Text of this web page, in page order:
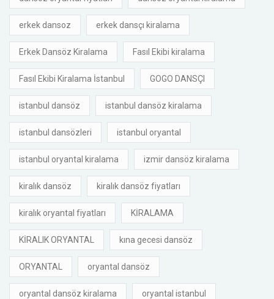
erkek dansoz erkek dansçı kiralama
Erkek Dansöz Kiralama Fasıl Ekibi kiralama
Fasıl Ekibi Kiralama İstanbul GOGO DANSÇI
istanbul dansöz istanbul dansöz kiralama
istanbul dansözleri istanbul oryantal
istanbul oryantal kiralama izmir dansöz kiralama
kiralık dansöz kiralık dansöz fiyatları
kiralık oryantal fiyatları KİRALAMA
KİRALIK ORYANTAL kına gecesi dansöz
ORYANTAL oryantal dansöz
oryantal dansöz kiralama oryantal istanbul